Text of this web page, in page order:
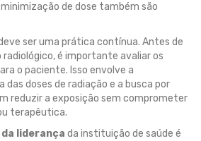
de dose também são
ser uma prática contínua. Antes de
é importante avaliar os
o paciente. Isso envolve a
das doses de radiação e a busca por
reduzir a exposição sem comprometer
terapêutica.
liderança da instituição de saúde é